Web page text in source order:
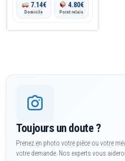
7.14€
Domicile
4.80€
Point relais
Toujours un doute ?
Prenez en photo votre pièce ou votre
votre demande. Nos experts vous